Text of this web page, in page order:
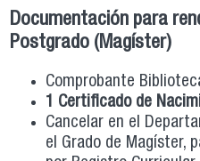
Documentación para
Postgrado (Magíster)
Comprobante
1 Certificado de
Cancelar en el
el Grado de Magíster,